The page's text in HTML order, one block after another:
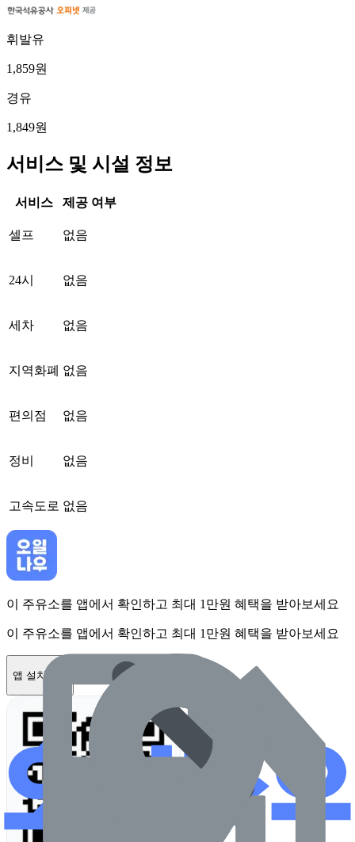
휘발유
1,859원
경유
1,849원
서비스 및 시설 정보
서비스 제공 여부
셀프 없음
24시 없음
세차 없음
지역화폐 없음
편의점 없음
정비 없음
고속도로 없음
이 주유소를 앱에서 확인하고 최대 1만원 혜택을 받아보세요
이 주유소를 앱에서 확인하고 최대 1만원 혜택을 받아보세요
앱 설치하기